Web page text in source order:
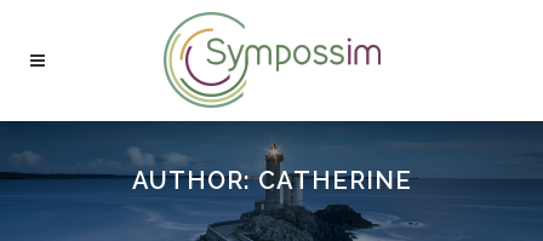
AUTHOR: CATHERINE